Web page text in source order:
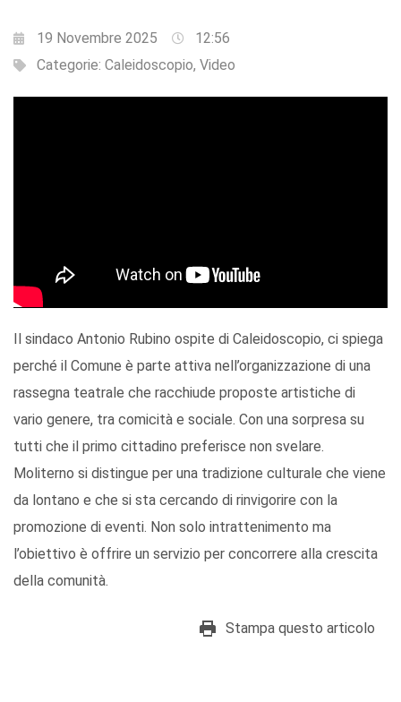
19 Novembre 2025
12:56
Categorie: Caleidoscopio, Video
Il sindaco Antonio Rubino ospite di Caleidoscopio, ci spiega
perché il Comune è parte attiva nell’organizzazione di una
rassegna teatrale che racchiude proposte artistiche di
vario genere, tra comicità e sociale. Con una sorpresa su
tutti che il primo cittadino preferisce non svelare.
Moliterno si distingue per una tradizione culturale che viene
da lontano e che si sta cercando di rinvigorire con la
promozione di eventi. Non solo intrattenimento ma
l’obiettivo è offrire un servizio per concorrere alla crescita
della comunità.
Stampa questo articolo